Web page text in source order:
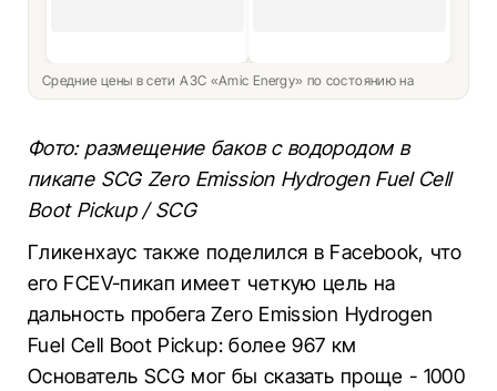
Средние цены в сети АЗС «Amic Energy» по состоянию на
Фото: размещение баков с водородом в
пикапе SCG Zero Emission Hydrogen Fuel Cell
Boot Pickup / SCG
Гликенхаус также поделился в Facebook, что
его FCEV-пикап имеет четкую цель на
дальность пробега Zero Emission Hydrogen
Fuel Cell Boot Pickup: более 967 км
Основатель SCG мог бы сказать проще - 1000